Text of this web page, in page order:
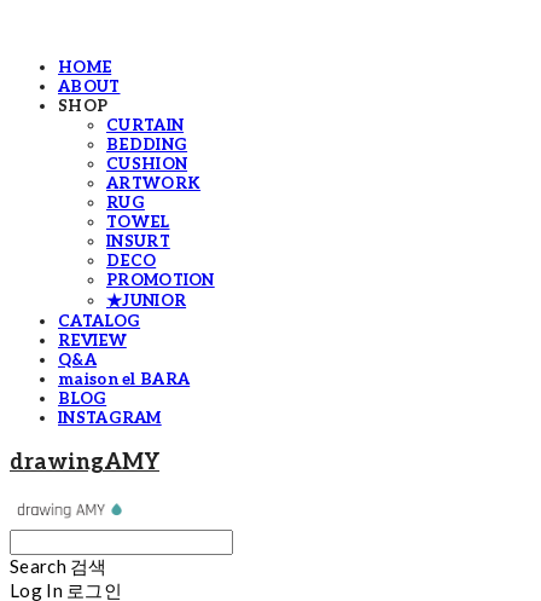
HOME
ABOUT
SHOP
CURTAIN
BEDDING
CUSHION
ARTWORK
RUG
TOWEL
INSURT
DECO
PROMOTION
★JUNIOR
CATALOG
REVIEW
Q&A
maison el BARA
BLOG
INSTAGRAM
drawingAMY
Search 검색
Log In 로그인